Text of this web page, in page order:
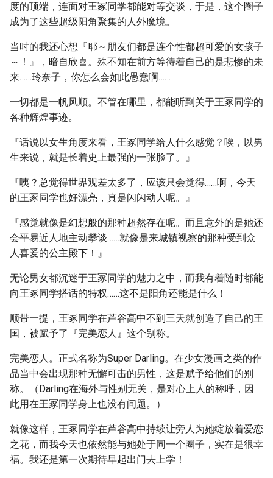
度的顶端，连面对王冢同学都能对等交谈，于是，这个圈子
成为了这些超级阳角聚集的人外魔境。
当时的我还心想『耶～朋友们都是连个性都超可爱的女孩子
～！』，暗自欣喜。殊不知在前方等待着自己的是悲惨的未
来……玲奈子，你怎么会如此愚蠢啊……
一切都是一帆风顺。不管在哪里，都能听到关于王冢同学的
各种辉煌事迹。
『话说以女生角度来看，王冢同学给人什么感觉？唉，以男
生来说，就是长着史上最强的一张脸了。』
『咦？总觉得世界观差太多了，应该只会觉得……啊，今天
的王冢同学也好漂亮，真是闪闪动人呢。』
『感觉就像是幻想般的那种超然存在呢。而且意外的是她还
会平易近人地主动攀谈……就像是来城镇视察的那种受到众
人喜爱的公主殿下！』
无论男女都沉迷于王冢同学的魅力之中，而我有着随时都能
向王冢同学搭话的特权……这不是阳角还能是什么！
顺带一提，王冢同学在芦谷高中不到三天就创造了自己的王
国，被赋予了『完美恋人』这个别称。
完美恋人。正式名称为Super Darling。在少女漫画之类的作
品当中会出现那种无懈可击的男性，这是赋予给他们的别
称。（Darling在海外与性别无关，是对心上人的称呼，因
此用在王冢同学身上也没有问题。）
就像这样，王冢同学在芦谷高中持续让旁人为她绽放着爱恋
之花，而我今天也依然能与她处于同一个圈子，实在是很幸
福。我还是第一次期待早起出门去上学！